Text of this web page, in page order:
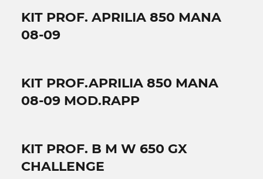
KIT PROF. APRILIA 850 MANA
08-09
KIT PROF.APRILIA 850 MANA
08-09 MOD.RAPP
KIT PROF. B M W 650 GX
CHALLENGE